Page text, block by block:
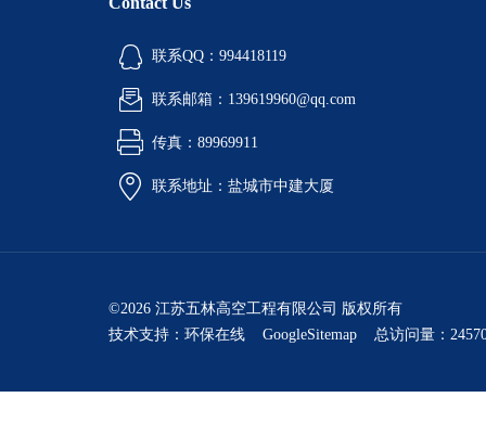
联系QQ：994418119
联系邮箱：139619960@qq.com
传真：89969911
联系地址：盐城市中建大厦
©2026 江苏五林高空工程有限公司 版权所有
技术支持： 环保在线 GoogleSitemap 总访问量：